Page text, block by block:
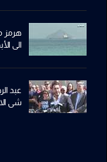
هرمز
الى
عبد
شي